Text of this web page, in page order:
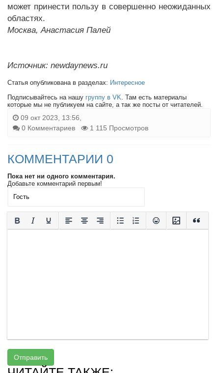
может принести пользу в совершенно неожиданных
областях.
Москва, Анастасия Палей
Источник: newdaynews.ru
Статья опубликована в разделах: Интересное
Подписывайтесь на нашу группу в VK . Там есть материалы
которые мы не публикуем на сайте, а так же посты от читателей.
09 окт 2023, 13:56,
0 Комментариев
1 115 Просмотров
КОММЕНТАРИИ 0
Пока нет ни одного комментария.
Добавьте комментарий первым!
Отправить